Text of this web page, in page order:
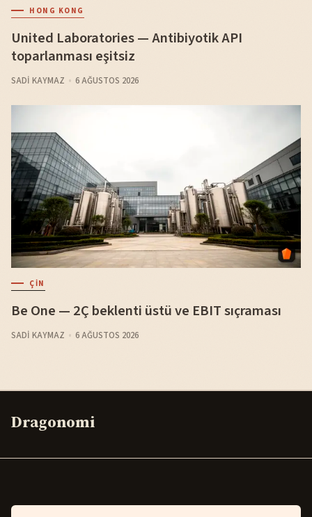
HONG KONG
United Laboratories — Antibiyotik API
toparlanması eşitsiz
SADI KAYMAZ 6 AĞUSTOS 2026
ÇIN
Be One — 2Ç beklenti üstü ve EBIT sıçraması
SADI KAYMAZ 6 AĞUSTOS 2026
Dragonomi